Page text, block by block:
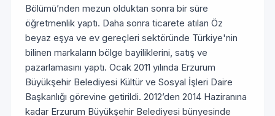
Bölümü’nden mezun olduktan sonra bir süre
öğretmenlik yaptı. Daha sonra ticarete atılan Öz
beyaz eşya ve ev gereçleri sektöründe Türkiye'nin
bilinen markaların bölge bayiliklerini, satış ve
pazarlamasını yaptı. Ocak 2011 yılında Erzurum
Büyükşehir Belediyesi Kültür ve Sosyal İşleri Daire
Başkanlığı görevine getirildi. 2012’den 2014 Haziranına
kadar Erzurum Büyükşehir Belediyesi bünyesinde